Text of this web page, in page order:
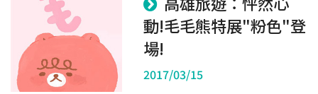
動!毛毛熊特展"粉色"登
場!
2017/03/15